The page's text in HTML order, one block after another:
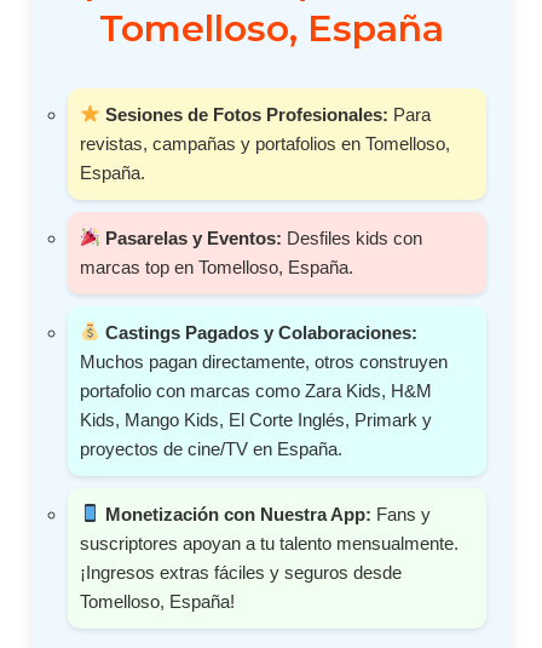
Tomelloso, España
Sesiones de Fotos Profesionales: Para
revistas, campañas y portafolios en Tomelloso,
España.
Pasarelas y Eventos: Desfiles kids con
marcas top en Tomelloso, España.
Castings Pagados y Colaboraciones:
Muchos pagan directamente, otros construyen
portafolio con marcas como Zara Kids, H&M
Kids, Mango Kids, El Corte Inglés, Primark y
proyectos de cine/TV en España.
Monetización con Nuestra App: Fans y
suscriptores apoyan a tu talento mensualmente.
¡Ingresos extras fáciles y seguros desde
Tomelloso, España!